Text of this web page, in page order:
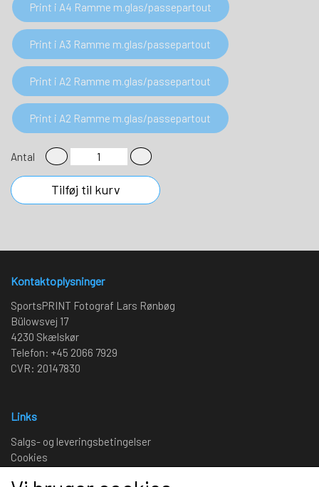
Print i A4 Ramme m.glas/passepartout
Print i A3 Ramme m.glas/passepartout
Print i A2 Ramme m.glas/passepartout
Print i A2 Ramme m.glas/passepartout
Antal
Tilføj til kurv
Kontaktoplysninger
SportsPRINT Fotograf Lars Rønbøg
Bülowsvej 17
4230 Skælskør
Telefon: +45 2066 7929
CVR: 20147830
Links
Salgs- og leveringsbetingelser
Cookies